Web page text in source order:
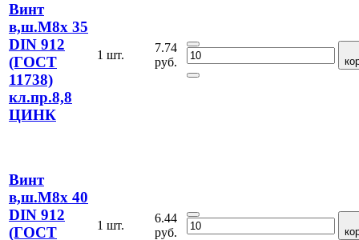
Винт
в,ш.М8х 35
DIN 912
(ГОСТ
11738)
кл.пр.8,8
ЦИНК
1 шт.
7.74
руб.
Винт
в,ш.М8х 40
DIN 912
(ГОСТ
1 шт.
6.44
руб.